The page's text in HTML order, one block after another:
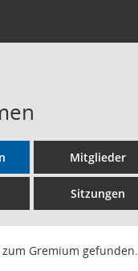
Mitglieder
Sitzungen
Gremium gefunden.